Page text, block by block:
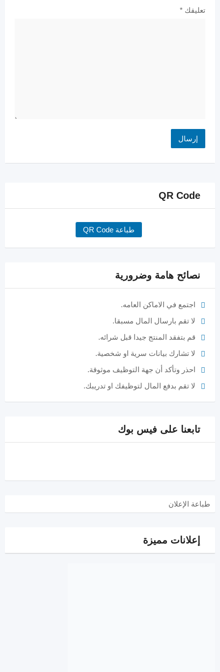
تعليقك *
QR Code
طباعة QR Code
نصائح هامة وضرورية
اجتمع في الاماكن العامه.
لا تقم بارسال المال مسبقا.
قم بتفقد المنتج جيدا قبل شرائه.
لا تشارك بيانات سرية او شخصية.
احذر وتأكد أن جهة التوظيف موثوقة.
لا تقم بدفع المال لتوظيفك او تدريبك.
تابعنا على فيس بوك
طباعة الإعلان
إعلانات مميزة